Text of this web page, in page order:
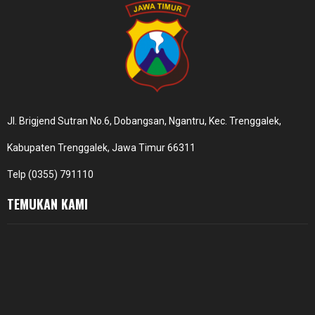
Jl. Brigjend Sutran No.6, Dobangsan, Ngantru, Kec. Trenggalek,
Kabupaten Trenggalek, Jawa Timur 66311
Telp (0355) 791110
TEMUKAN KAMI